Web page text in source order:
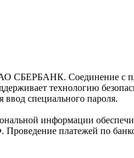
СБЕРБАНК. Соединение с
технологию
ввод специального пароля.
информации
платежей по